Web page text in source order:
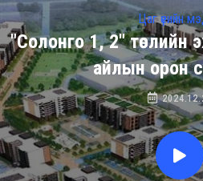
Цаг үеийн
"Солонго 1, 2" төслийн
айлын орон